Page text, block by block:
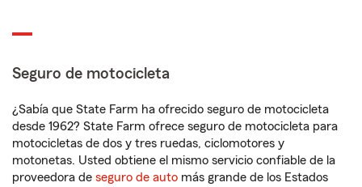
Seguro de motocicleta
¿Sabía que State Farm ha ofrecido seguro de motocicleta
desde 1962? State Farm ofrece seguro de motocicleta para
motocicletas de dos y tres ruedas, ciclomotores y
motonetas. Usted obtiene el mismo servicio confiable de la
proveedora de seguro de auto más grande de los Estados